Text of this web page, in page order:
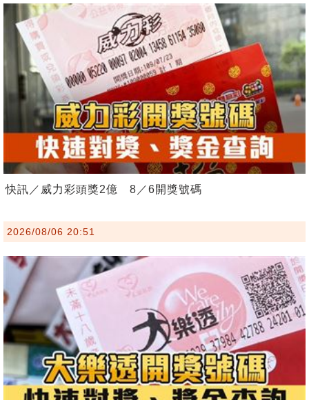
快訊／威力彩頭獎2億 8／6開獎號碼
2026/08/06 20:51